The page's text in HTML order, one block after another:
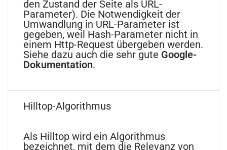
den Zustand der Seite als URL-
Parameter). Die Notwendigkeit der
Umwandlung in URL-Parameter ist
gegeben, weil Hash-Parameter nicht in
einem Http-Request übergeben werden.
Siehe dazu auch die sehr gute Google-
Dokumentation.
Hilltop-Algorithmus
Als Hilltop wird ein Algorithmus
bezeichnet, mit dem die Relevanz von